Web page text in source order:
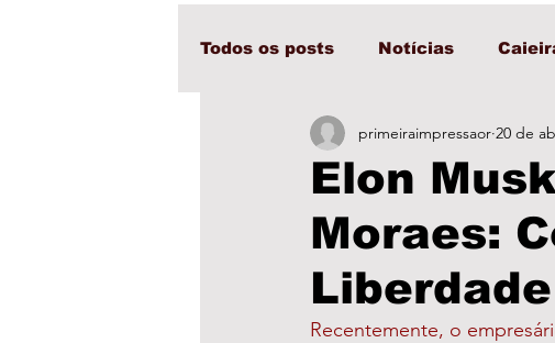
Todos os posts Notícias
Cajamar Cimbaju
Educação Saúde Polícia
Elon
Moraes:
primeiraimpressaor 20 de
Recentemente, o